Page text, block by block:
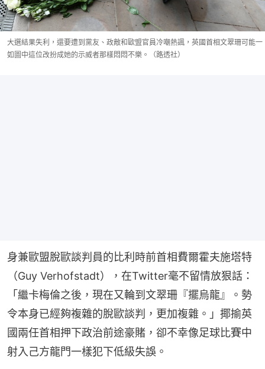
大選結果失利，還要遭到黨友、政敵和歐盟官員冷嘲熱諷，英國首相文翠珊可能一
如圖中這位改扮成她的示威者那樣悶悶不樂。（路透社）
身兼歐盟脫歐談判員的比利時前首相費爾霍夫施塔特
（Guy Verhofstadt），在Twitter毫不留情放狠話：
「繼卡梅倫之後，現在又輪到文翠珊『擺烏龍』。勢
令本身已經夠複雜的脫歐談判，更加複雜。」揶揄英
國兩任首相押下政治前途豪賭，卻不幸像足球比賽中
射入己方龍門一樣犯下低級失誤。